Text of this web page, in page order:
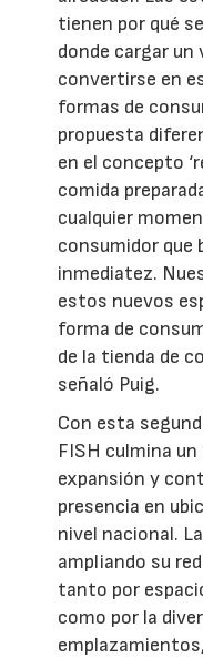
tienen por qué
donde cargar un
convertirse en
formas de
propuesta
en el concepto
comida
cualquier
consumidor que
inmediatez.
estos nuevos
forma de
de la tienda de
señaló Puig.
Con esta
FISH culmina
expansión y
presencia en
nivel nacional.
ampliando su
tanto por
como por la